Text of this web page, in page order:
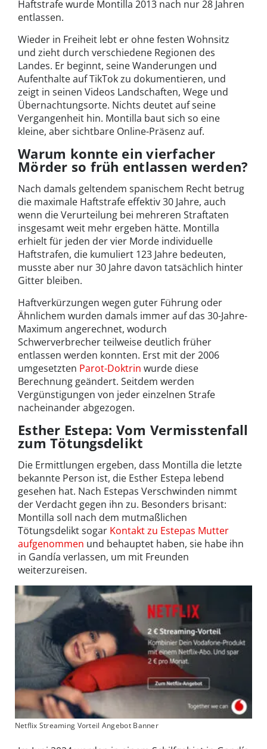
Haftstrafe wurde Montilla 2013 nach nur 28 Jahren
entlassen.
Wieder in Freiheit lebt er ohne festen Wohnsitz
und zieht durch verschiedene Regionen des
Landes. Er beginnt, seine Wanderungen und
Aufenthalte auf TikTok zu dokumentieren, und
zeigt in seinen Videos Landschaften, Wege und
Übernachtungsorte. Nichts deutet auf seine
Vergangenheit hin. Montilla baut sich so eine
kleine, aber sichtbare Online-Präsenz auf.
Warum konnte ein vierfacher
Mörder so früh entlassen werden?
Nach damals geltendem spanischem Recht betrug
die maximale Haftstrafe effektiv 30 Jahre, auch
wenn die Verurteilung bei mehreren Straftaten
insgesamt weit mehr ergeben hätte. Montilla
erhielt für jeden der vier Morde individuelle
Haftstrafen, die kumuliert 123 Jahre bedeuten,
musste aber nur 30 Jahre davon tatsächlich hinter
Gitter bleiben.
Haftverkürzungen wegen guter Führung oder
Ähnlichem wurden damals immer auf das 30-Jahre-
Maximum angerechnet, wodurch
Schwerverbrecher teilweise deutlich früher
entlassen werden konnten. Erst mit der 2006
umgesetzten Parot-Doktrin wurde diese
Berechnung geändert. Seitdem werden
Vergünstigungen von jeder einzelnen Strafe
nacheinander abgezogen.
Esther Estepa: Vom Vermisstenfall
zum Tötungsdelikt
Die Ermittlungen ergeben, dass Montilla die letzte
bekannte Person ist, die Esther Estepa lebend
gesehen hat. Nach Estepas Verschwinden nimmt
der Verdacht gegen ihn zu. Besonders brisant:
Montilla soll nach dem mutmaßlichen
Tötungsdelikt sogar Kontakt zu Estepas Mutter
aufgenommen und behauptet haben, sie habe ihn
in Gandía verlassen, um mit Freunden
weiterzureisen.
Netflix Streaming Vorteil Angebot Banner